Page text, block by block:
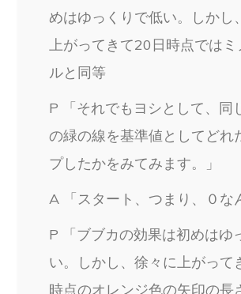
めはゆっくりで低い。しかし
上がってきて20日時点ではミ
ルと同等
P 「それでもヨシとして、同
の緑の線を基準値としてどれ
プしたかをみてみます。」
A 「スタート、つまり、０な
P 「ブブカの効果は初めはゆ
い。しかし、徐々に上がって
時点のオレンジ色の矢印の長